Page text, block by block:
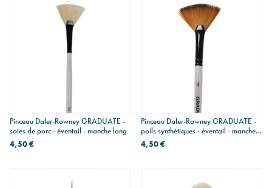
Pinceau Daler-Rowney GRADUATE -
soies de porc - éventail - manche long
4,50 €
Pinceau Daler-Rowney GRADUATE -
poils synthétiques - éventail - manche
court
4,50 €